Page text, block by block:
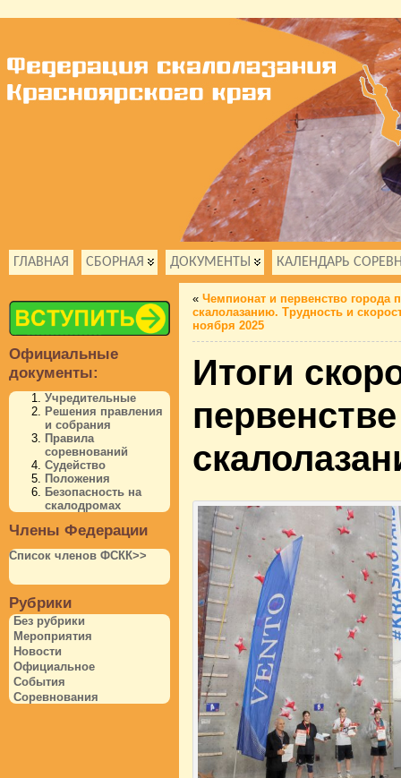
ГЛАВНАЯ СБОРНАЯ ДОКУМЕНТЫ КАЛЕНДАРЬ
Официальные
документы:
Учредительные
Решения правления
и собрания
Правила
соревнований
Судейство
Положения
Безопасность на
скалодромах
Члены Федерации
Список членов ФСКК>>
Рубрики
Без рубрики
Мероприятия
Новости
Официальное
События
Соревнования
« Чемпионат и первенство города
скалолазанию. Трудность и
ноября 2025
Итоги